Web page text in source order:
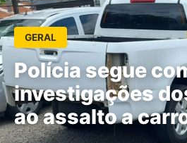
GERAL
Polícia segue
investigações
ao assalto a